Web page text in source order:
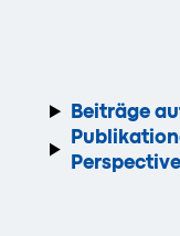
Beiträge
Perspective